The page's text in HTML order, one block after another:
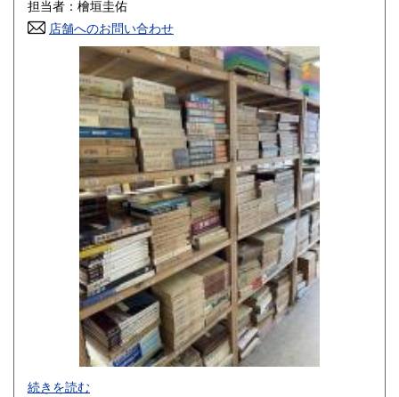
高知県 800円
800円 長崎県
800円 大分県
800円 鹿児島県
1,500円
担当者：檜垣圭佑
店舗へのお問い合わせ
-
続きを読む